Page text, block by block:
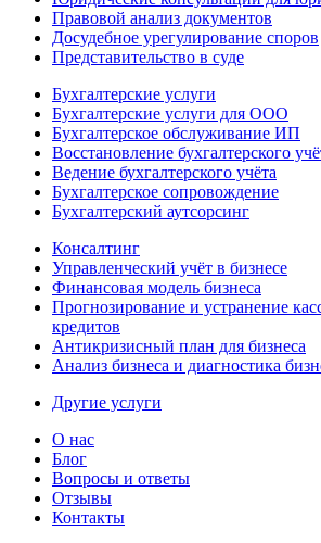
Правовой анализ документов
Досудебное урегулирование споров
Представительство в суде
Бухгалтерские услуги
Бухгалтерские услуги для ООО
Бухгалтерское обслуживание ИП
Восстановление бухгалтерского
Ведение бухгалтерского учёта
Бухгалтерское сопровождение
Бухгалтерский аутсорсинг
Консалтинг
Управленческий учёт в бизнесе
Финансовая модель бизнеса
Прогнозирование и устранение
кредитов
Антикризисный план для бизнеса
Анализ бизнеса и диагностика
Другие услуги
О нас
Блог
Вопросы и ответы
Отзывы
Контакты